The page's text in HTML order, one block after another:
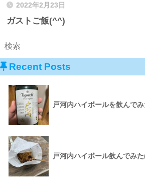
2022年2月23日
ガストご飯(^^)
Recent Posts
戸河内ハイボールを飲んで
戸河内ハイボール飲んでみ